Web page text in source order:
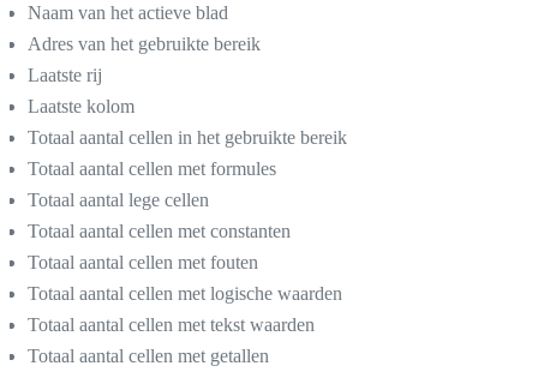
Naam van het actieve blad
Adres van het gebruikte bereik
Laatste rij
Laatste kolom
Totaal aantal cellen in het gebruikte bereik
Totaal aantal cellen met formules
Totaal aantal lege cellen
Totaal aantal cellen met constanten
Totaal aantal cellen met fouten
Totaal aantal cellen met logische waarden
Totaal aantal cellen met tekst waarden
Totaal aantal cellen met getallen